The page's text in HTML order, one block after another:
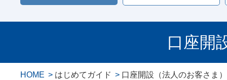
口座開
HOME はじめてガイド 口座開設（法人のお客さま）